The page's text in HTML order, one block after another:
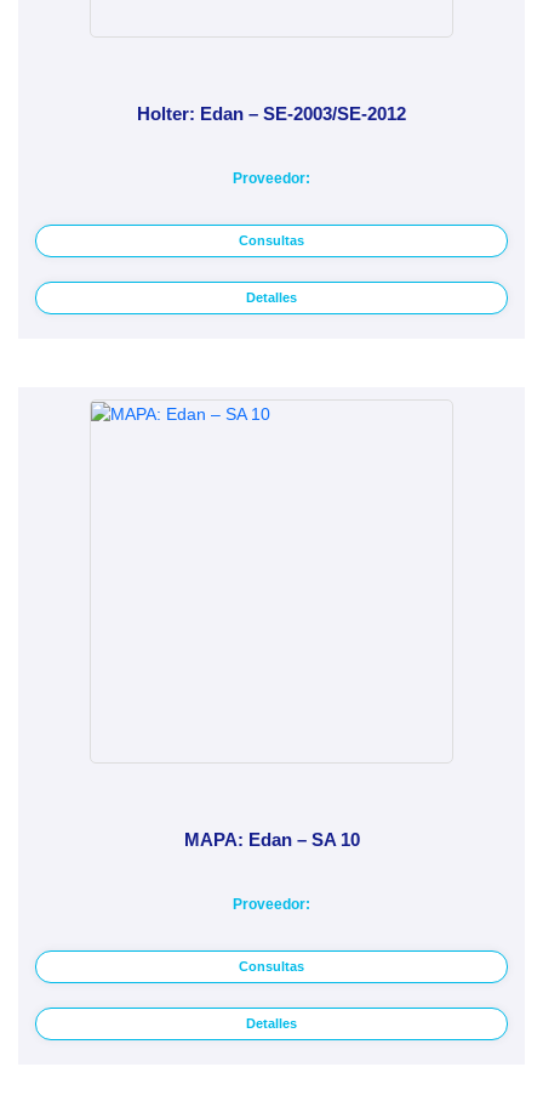
Holter: Edan – SE-2003/SE-2012
Proveedor:
Consultas
Detalles
MAPA: Edan – SA 10
Proveedor:
Consultas
Detalles